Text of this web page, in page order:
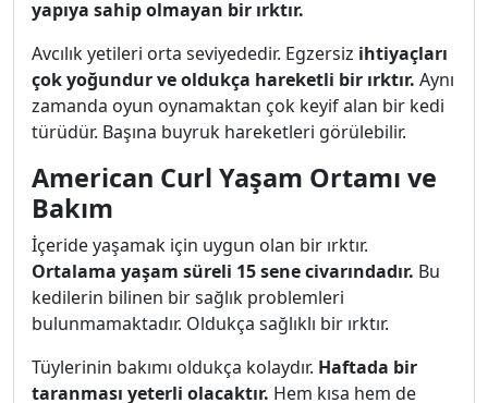
yapıya sahip olmayan bir ırktır.
Avcılık yetileri orta seviyededir. Egzersiz ihtiyaçları
çok yoğundur ve oldukça hareketli bir ırktır. Aynı
zamanda oyun oynamaktan çok keyif alan bir kedi
türüdür. Başına buyruk hareketleri görülebilir.
American Curl Yaşam Ortamı ve
Bakım
İçeride yaşamak için uygun olan bir ırktır.
Ortalama yaşam süreli 15 sene civarındadır. Bu
kedilerin bilinen bir sağlık problemleri
bulunmamaktadır. Oldukça sağlıklı bir ırktır.
Tüylerinin bakımı oldukça kolaydır. Haftada bir
taranması yeterli olacaktır. Hem kısa hem de